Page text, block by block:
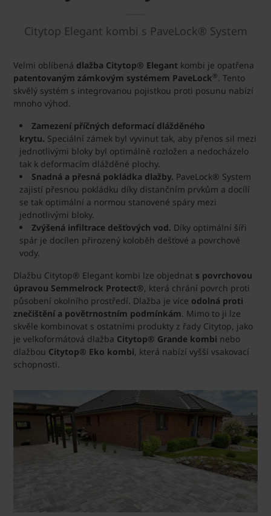
Citytop Elegant kombi s PaveLock® System
Velmi oblíbená dlažba Citytop® Elegant kombi je opatřena
patentovaným zámkovým systémem PaveLock®. Tento
skvělý systém s integrovanou pojistkou proti posunu nabízí
mnoho výhod.
Zamezení příčných deformací dlážděného
krytu. Speciální zámek byl vyvinut tak, aby přenos sil mezi
jednotlivými bloky byl optimálně rozložen a nedocházelo
tak k deformacím dlážděné plochy.
Snadná a přesná pokládka dlažby. PaveLock® System
zajistí přesnou pokládku díky distančním prvkům a docílí
se tak optimální a normou stanovené spáry mezi
jednotlivými bloky.
Zvýšená infiltrace dešťových vod. Díky optimální šíři
spár je docílen přirozený koloběh dešťové a povrchové
vody.
Dlažbu Citytop® Elegant kombi lze objednat s povrchovou
úpravou Semmelrock Protect®, která chrání povrch proti
působení okolního prostředí. Dlažba je více odolná proti
znečištění a povětrnostním podmínkám. Mimo to ji lze
skvěle kombinovat s ostatními produkty z řady Citytop, jako
je velkoformátová dlažba Citytop® Grande kombi nebo
dlažbou Citytop® Eko kombi, která nabízí vyšší vsakovací
schopnosti.